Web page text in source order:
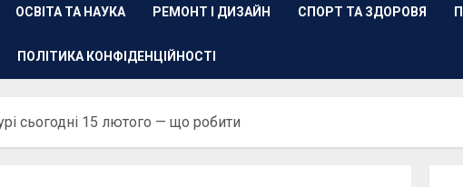
ОСВІТА ТА НАУКА РЕМОНТ І ДИЗАЙН СПОРТ ТА ЗДОРОВЯ
ПОЛІТИКА КОНФІДЕНЦІЙНОСТІ
сьогодні 15 лютого — що робити